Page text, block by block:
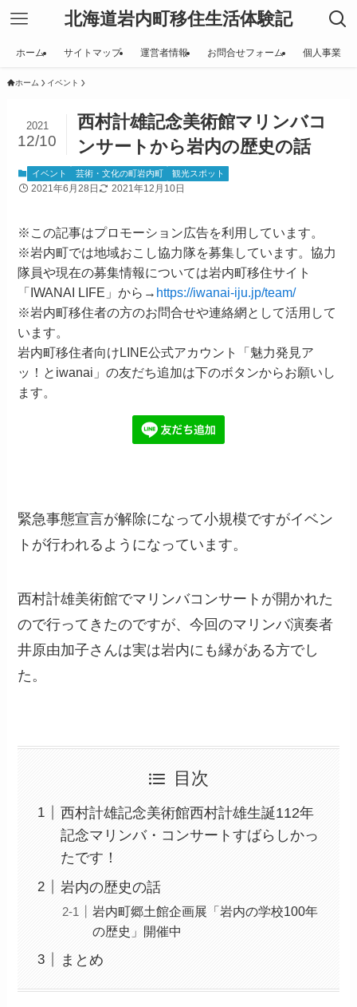
北海道岩内町移住生活体験記
ホーム サイトマップ 運営者情報 お問合せフォーム 個人事業
ホーム イベント
西村計雄記念美術館マリンバコ
ンサートから岩内の歴史の話
2021
12/10
イベント 芸術・文化の町岩内町 観光スポット
2021年6月28日 2021年12月10日
※この記事はプロモーション広告を利用しています。
※岩内町では地域おこし協力隊を募集しています。協力
隊員や現在の募集情報については岩内町移住サイト
「IWANAI LIFE」から→ https://iwanai-iju.jp/team/
※岩内町移住者の方のお問合せや連絡網として活用して
います。
岩内町移住者向けLINE公式アカウント「魅力発見ア
ッ！とiwanai」の友だち追加は下のボタンからお願いし
ます。
緊急事態宣言が解除になって小規模ですがイベン
トが行われるようになっています。
西村計雄美術館でマリンバコンサートが開かれた
ので行ってきたのですが、今回のマリンバ演奏者
井原由加子さんは実は岩内にも縁がある方でし
た。
目次
西村計雄記念美術館西村計雄生誕112年
記念マリンバ・コンサートすばらしかっ
たです！
岩内の歴史の話
岩内町郷土館企画展「岩内の学校100年
の歴史」開催中
まとめ